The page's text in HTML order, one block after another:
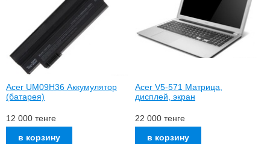
Acer UM09H36 Аккумулятор
(батарея)
12 000 тенге
Acer V5-571 Матрица,
дисплей, экран
22 000 тенге